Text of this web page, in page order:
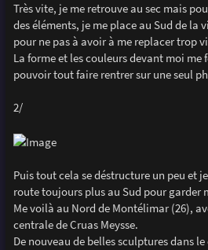
Très vite, je me retrouve au sec mais
des éléments, je me place au Sud de la
pour ne pas à avoir à me replacer trop
La forme et les couleurs devant moi
pouvoir tout faire rentrer sur une seul
2/
Puis tout cela se déstructure un peu et
route toujours plus au Sud pour garder
Me voilà au Nord de Montélimar (26),
centrale de Cruas Meysse.
De nouveau de belles sculptures dans